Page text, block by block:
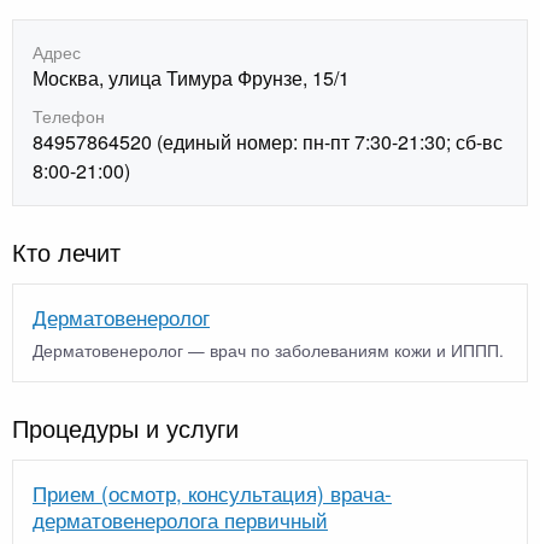
Адрес
Москва, улица Тимура Фрунзе, 15/1
Телефон
84957864520 (единый номер: пн-пт 7:30-21:30; сб-вс
8:00-21:00)
Кто лечит
Дерматовенеролог
Дерматовенеролог — врач по заболеваниям кожи и ИППП.
Процедуры и услуги
Прием (осмотр, консультация) врача-
дерматовенеролога первичный